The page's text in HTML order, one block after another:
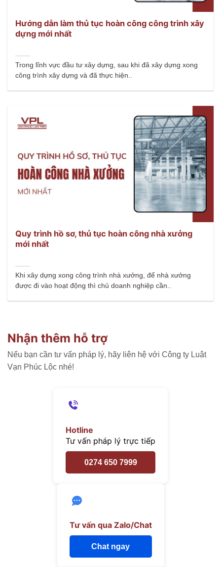
Hướng dẫn làm thủ tục hoàn công công trình xây
dựng mới nhất
Trong lĩnh vực đầu tư xây dựng, sau khi đã xây dựng xong
công trình xây dựng và đã thực hiện..
Quy trình hồ sơ, thủ tục hoàn công nhà xưởng
mới nhất
Khi xây dựng xong công trình nhà xưởng, để nhà xưởng
được đi vào hoạt động thì chủ doanh nghiệp cần..
Nhận thêm hỗ trợ
Nếu bạn cần tư vấn pháp lý, hãy liên hệ với Công ty Luật
Vạn Phúc Lộc nhé!
Hotline
Tư vấn pháp lý trực tiếp
0274 650 7999
Tư vấn qua Zalo/Chat
Chat ngay